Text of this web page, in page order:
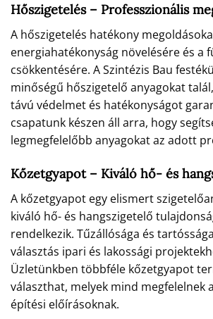
Hőszigetelés – Professzionális
A hőszigetelés hatékony
energiahatékonyság növelésére és a
csökkentésére. A Szintézis Bau
minőségű hőszigetelő anyagokat
távú védelmet és hatékonyságot
csapatunk készen áll arra, hogy
legmegfelelőbb anyagokat az adott
Kőzetgyapot – Kiváló hő- és
A kőzetgyapot egy elismert
kiváló hő- és hangszigetelő
rendelkezik. Tűzállósága és
választás ipari és lakossági
Üzletünkben többféle kőzetgyapot
választhat, melyek mind megfelelnek
építési előírásoknak.